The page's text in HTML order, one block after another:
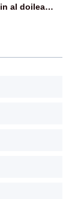
al doilea